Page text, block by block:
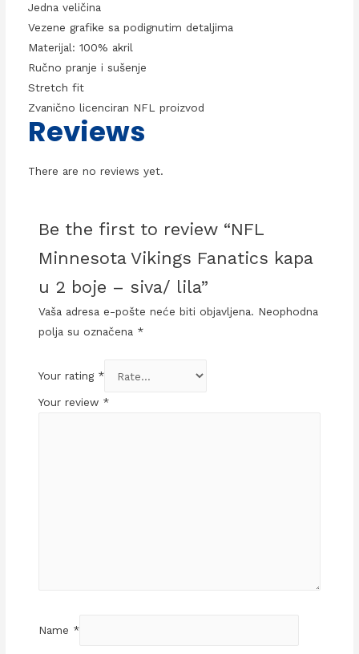
Jedna veličina
Vezene grafike sa podignutim detaljima
Materijal: 100% akril
Ručno pranje i sušenje
Stretch fit
Zvanično licenciran NFL proizvod
Reviews
There are no reviews yet.
Be the first to review “NFL
Minnesota Vikings Fanatics kapa
u 2 boje – siva/ lila”
Vaša adresa e-pošte neće biti objavljena. Neophodna
polja su označena *
Your rating *
Your review *
Name *